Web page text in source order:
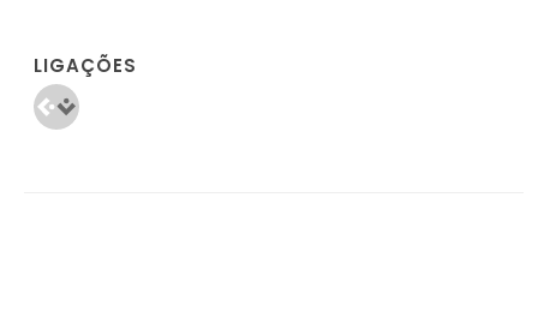
LIGAÇÕES